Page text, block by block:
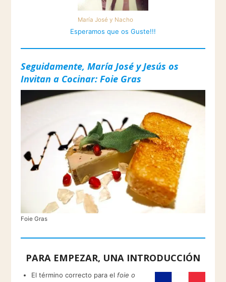
María José y Nacho
Esperamos que os Guste!!!
Seguidamente, María José y Jesús os
Invitan a Cocinar: Foie Gras
Foie Gras
PARA EMPEZAR, UNA INTRODUCCIÓN
El término correcto para el foie o